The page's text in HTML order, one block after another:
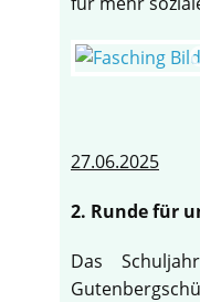
27.06.2025
2. Runde für
Das